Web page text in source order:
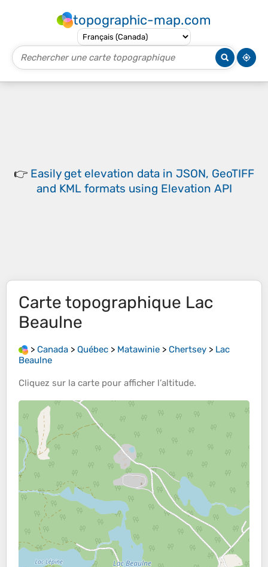
topographic-map.com
👉 Easily get elevation data in JSON, GeoTIFF
and KML formats using Elevation API
Carte topographique Lac
Beaulne
> Canada > Québec > Matawinie > Chertsey > Lac
Beaulne
Cliquez sur la carte pour afficher l’altitude.